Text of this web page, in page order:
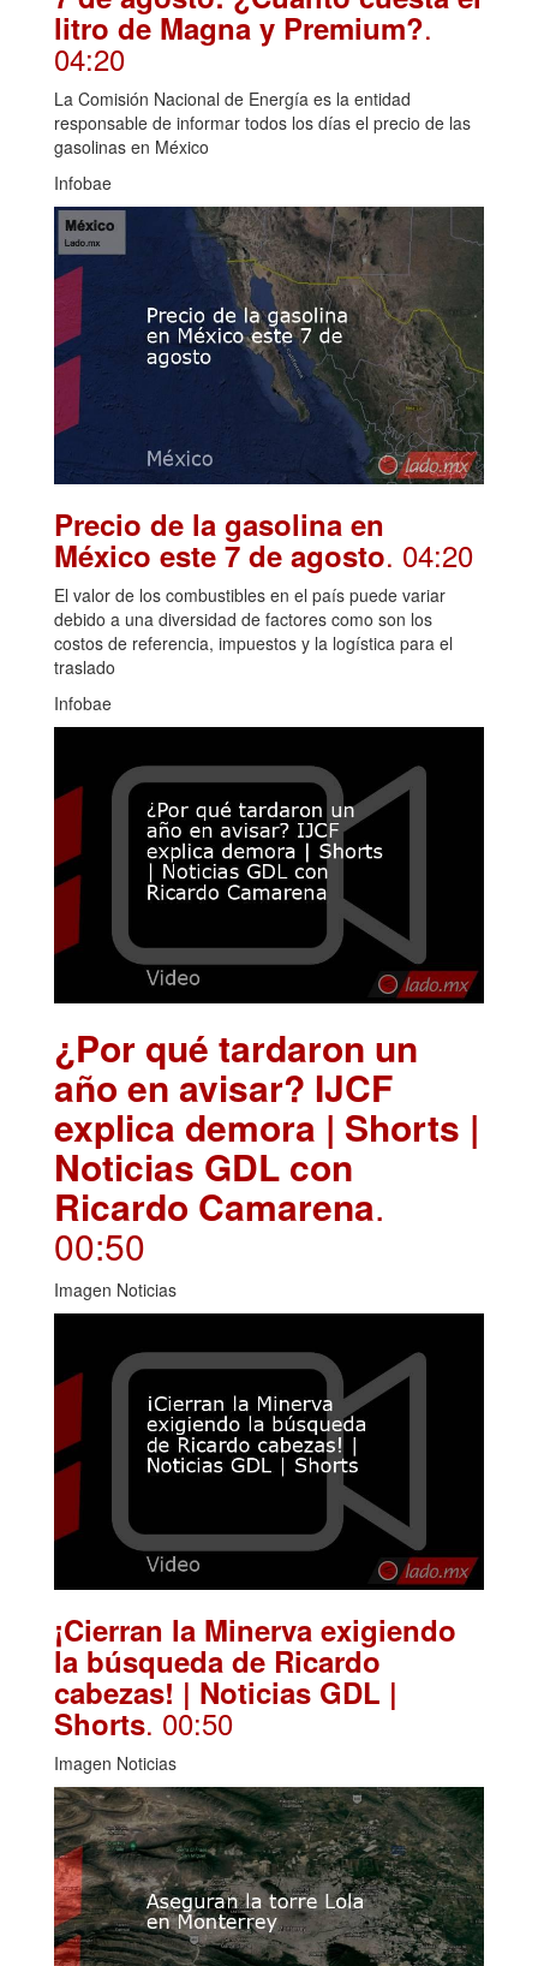
litro de Magna y Premium?.
04:20
La Comisión Nacional de Energía es la entidad
responsable de informar todos los días el precio de las
gasolinas en México
Infobae
Precio de la gasolina en
México este 7 de agosto. 04:20
El valor de los combustibles en el país puede variar
debido a una diversidad de factores como son los
costos de referencia, impuestos y la logística para el
traslado
Infobae
¿Por qué tardaron un
año en avisar? IJCF
explica demora | Shorts |
Noticias GDL con
Ricardo Camarena.
00:50
Imagen Noticias
¡Cierran la Minerva exigiendo
la búsqueda de Ricardo
cabezas! | Noticias GDL |
Shorts. 00:50
Imagen Noticias